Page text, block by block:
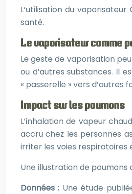
L’utilisation du
santé.
Le vaporisateur comme
Le geste de vaporisation
ou d’autres substances. Il
« passerelle » vers
Impact sur les poumons
L’inhalation de vapeur
accru chez les personnes
irriter les voies
Une illustration de
Données : Une étude